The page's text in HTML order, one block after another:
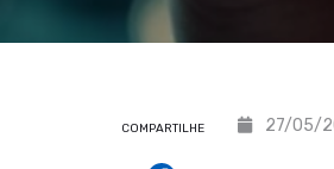
27/05/
COMPARTILHE